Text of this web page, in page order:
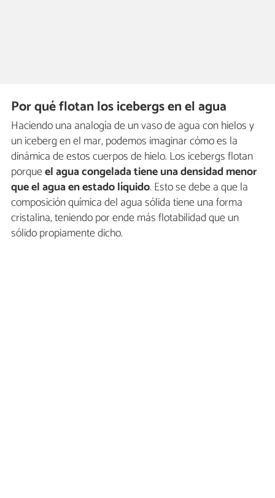
Por qué flotan los icebergs en el agua
Haciendo una analogía de un vaso de agua con hielos y
un iceberg en el mar, podemos imaginar cómo es la
dinámica de estos cuerpos de hielo. Los icebergs flotan
porqueel agua congelada tiene una densidad menor
que el agua en estado líquido. Esto se debe a que la
composición química del agua sólida tiene una forma
cristalina, teniendo por ende más flotabilidad que un
sólido propiamente dicho.